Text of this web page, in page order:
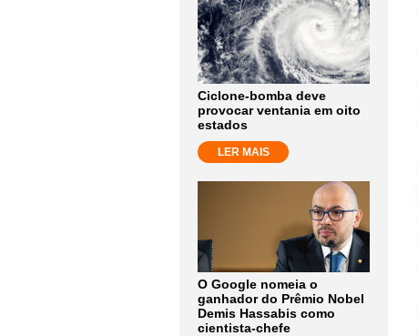
Ciclone-bomba deve
provocar ventania em oito
estados
LER MAIS
O Google nomeia o
ganhador do Prêmio Nobel
Demis Hassabis como
cientista-chefe